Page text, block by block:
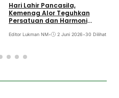
Hari Lahir Pancasila,
Kemenag Alor Teguhkan
Persatuan dan Harmoni
Editor Lukman NM• 2 Juni 2026•30 Dilihat